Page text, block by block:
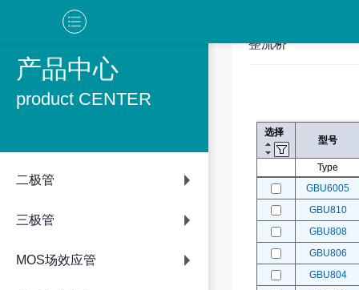
产品中心
product CENTER
二极管
三极管
MOS场效应管
整流桥
选择
型号
Type
GBU6005
GBU810
GBU808
GBU806
GBU804